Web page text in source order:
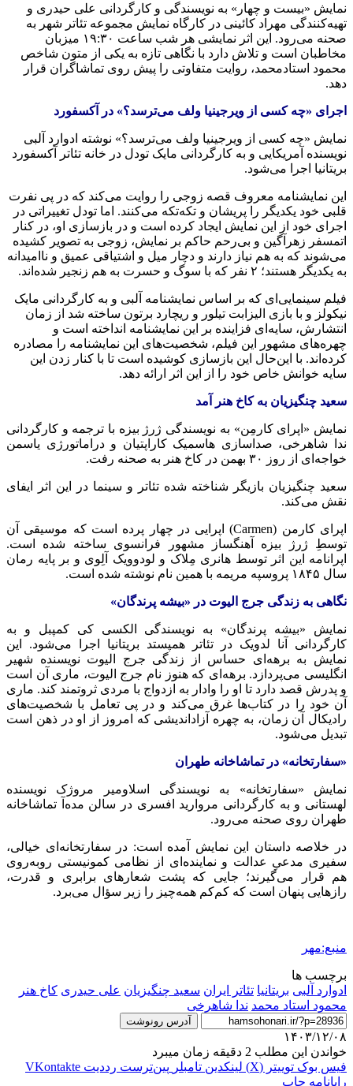
نمایش «بیست و چهار» به نویسندگی و کارگردانی علی حیدری و
تهیه‌کنندگی مهراد کائینی در کارگاه نمایش مجموعه تئاتر شهر به
صحنه می‌رود. این اثر نمایشی هر شب ساعت ۱۹:۳۰ میزبان
مخاطبان است و تلاش دارد با نگاهی تازه به یکی از متون شاخص
محمود استادمحمد، روایت متفاوتی را پیش روی تماشاگران قرار
دهد.
اجرای «چه کسی از ویرجینیا ولف می‌ترسد؟» در آکسفورد
نمایش «چه کسی از ویرجینیا ولف می‌ترسد؟» نوشته ادوارد آلبی
نویسنده آمریکایی و به کارگردانی مایک تودل در خانه تئاتر آکسفورد
بریتانیا اجرا می‌شود.
این نمایشنامه معروف قصه زوجی را روایت می‌کند که در پی نفرت
قلبی خود یکدیگر را پریشان و تکه‌تکه می‌کنند. اما تودل تغییراتی در
اجرای خود از این نمایش ایجاد کرده است و در بازسازی او، در کنار
اتمسفر زهرآگین و بی‌رحم حاکم بر نمایش، زوجی به تصویر کشیده
می‌شوند که به هم نیاز دارند و دچار میل و اشتیاقی عمیق و ناامیدانه
به یکدیگر هستند؛ ۲ نفر که با سوگ و حسرت به هم زنجیر شده‌اند.
فیلم سینمایی‌ای که بر اساس نمایشنامه آلبی و به کارگردانی مایک
نیکولز و با بازی الیزابت تیلور و ریچارد برتون ساخته شد از زمان
انتشارش، سایه‌ای فزاینده بر این نمایشنامه انداخته است و
چهره‌های مشهور این فیلم، شخصیت‌های این نمایشنامه را مصادره
کرده‌اند. با این‌حال این بازسازی کوشیده است تا با کنار زدن این
سایه خوانش خاص خود را از این اثر ارائه دهد.
سعید چنگیزیان به کاخ هنر آمد
نمایش «اپرای کارمِن» به نویسندگی ژرژ بیزه با ترجمه و کارگردانی
ندا شاهرخی، صداسازی هاسمیک کاراپتیان و دراماتورژی یاسمن
خواجه‌ای از روز ۳۰ بهمن در کاخ هنر به صحنه رفت.
سعید چنگیزیان بازیگر شناخته شده تئاتر و سینما در این اثر ایفای
نقش می‌کند.
اپرای کارمن (Carmen) اپرایی در چهار پرده است که موسیقی آن
توسطِ ژرژ بیزه آهنگساز مشهور فرانسوی ساخته شده است.
اپرانامه این اثر توسط هانری مِلاک و لودوویک آلِوی و بر پایه رمان
سال ۱۸۴۵ پروسپه مریمه با همین نام نوشته شده است.
نگاهی به زندگی جرج الیوت در «بیشه پرندگان»
نمایش «بیشه پرندگان» به نویسندگی الکسی کی کمپبل و به
کارگردانی آنا لدویک در تئاتر همپستد بریتانیا اجرا می‌شود. این
نمایش به برهه‌ای حساس از زندگی جرج الیوت نویسنده شهیر
انگلیسی می‌پردازد. برهه‌ای که هنوز نام جرج الیوت، ماری آن است
و پدرش قصد دارد تا او را وادار به ازدواج با مردی ثروتمند کند. ماری
آن خود را در کتاب‌ها غرق می‌کند و در پی تعامل با شخصیت‌های
رادیکال آن زمان، به چهره آزاداندیشی که امروز از او در ذهن است
تبدیل می‌شود.
«سفارتخانه» در تماشاخانه طهران
نمایش «سفارتخانه» به نویسندگی اسلاومیر مروژک نویسنده
لهستانی و به کارگردانی مروارید افسری در سالن مده‌آ تماشاخانه
طهران روی صحنه می‌رود.
در خلاصه داستان این نمایش آمده است: در سفارتخانه‌ای خیالی،
سفیری مدعیِ عدالت و نماینده‌ای از نظامی کمونیستی روبه‌روی
هم قرار می‌گیرند؛ جایی که پشت شعارهای برابری و قدرت،
رازهایی پنهان است که کم‌کم همه‌چیز را زیر سؤال می‌برد.
منبع:مهر
برچسب ها
ادوارد آلبی بریتانیا تئاتر ایران سعید چنگیزیان علی حیدری کاخ هنر
محمود استاد محمد ندا شاهرخی
آدرس رونوشت
۱۴۰۳/۱۲/۰۸
خواندن این مطلب 2 دقیقه زمان میبرد
فیس بوک توییتر (X) لینکدین ‫تامبلر ‫پین‌ترست ‫رددیت ‫VKontakte
رایانامه چاپ